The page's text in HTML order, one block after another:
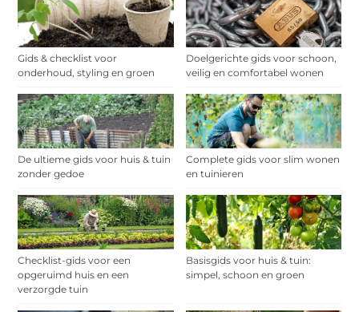
Gids & checklist voor
onderhoud, styling en groen
Doelgerichte gids voor schoon,
veilig en comfortabel wonen
De ultieme gids voor huis & tuin
zonder gedoe
Complete gids voor slim wonen
en tuinieren
Checklist-gids voor een
opgeruimd huis en een
verzorgde tuin
Basisgids voor huis & tuin:
simpel, schoon en groen